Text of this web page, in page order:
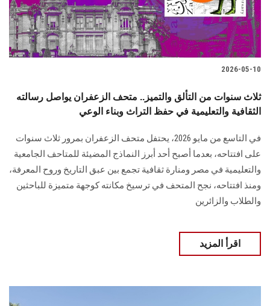
2026-05-10
ثلاث سنوات من التألق والتميز.. متحف الزعفران يواصل رسالته
الثقافية والتعليمية في حفظ التراث وبناء الوعي
في التاسع من مايو 2026، يحتفل متحف الزعفران بمرور ثلاث سنوات
على افتتاحه، بعدما أصبح أحد أبرز النماذج المضيئة للمتاحف الجامعية
والتعليمية في مصر ومنارة ثقافية تجمع بين عبق التاريخ وروح المعرفة،
ومنذ افتتاحه، نجح المتحف في ترسيخ مكانته كوجهة متميزة للباحثين
والطلاب والزائرين
اقرأ المزيد